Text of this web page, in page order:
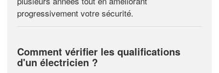
progressivement votre sécurité.
Comment vérifier les qualifications
d'un électricien ?